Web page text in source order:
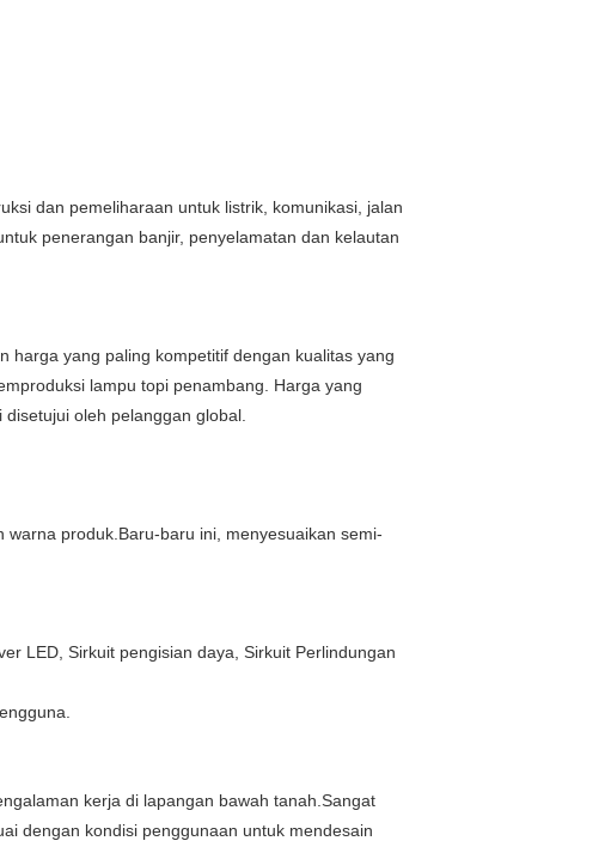
dan pemeliharaan untuk listrik, komunikasi, jalan
penerangan banjir, penyelamatan dan kelautan
harga yang paling kompetitif dengan kualitas yang
lampu topi penambang. Harga yang
oleh pelanggan global.
produk.Baru-baru ini, menyesuaikan semi-
LED, Sirkuit pengisian daya, Sirkuit Perlindungan
kerja di lapangan bawah tanah.Sangat
dengan kondisi penggunaan untuk mendesain